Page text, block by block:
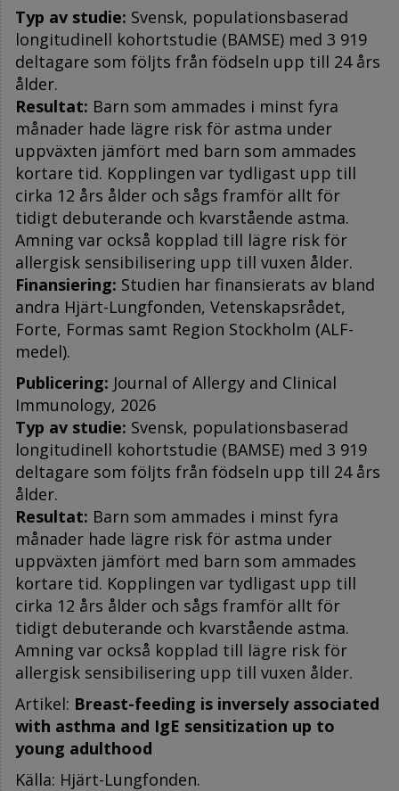
Typ av studie: Svensk, populationsbaserad
longitudinell kohortstudie (BAMSE) med 3 919
deltagare som följts från födseln upp till 24 års
ålder.
Resultat: Barn som ammades i minst fyra
månader hade lägre risk för astma under
uppväxten jämfört med barn som ammades
kortare tid. Kopplingen var tydligast upp till
cirka 12 års ålder och sågs framför allt för
tidigt debuterande och kvarstående astma.
Amning var också kopplad till lägre risk för
allergisk sensibilisering upp till vuxen ålder.
Finansiering: Studien har finansierats av bland
andra Hjärt-Lungfonden, Vetenskapsrådet,
Forte, Formas samt Region Stockholm (ALF-
medel).
Publicering: Journal of Allergy and Clinical
Immunology, 2026
Typ av studie: Svensk, populationsbaserad
longitudinell kohortstudie (BAMSE) med 3 919
deltagare som följts från födseln upp till 24 års
ålder.
Resultat: Barn som ammades i minst fyra
månader hade lägre risk för astma under
uppväxten jämfört med barn som ammades
kortare tid. Kopplingen var tydligast upp till
cirka 12 års ålder och sågs framför allt för
tidigt debuterande och kvarstående astma.
Amning var också kopplad till lägre risk för
allergisk sensibilisering upp till vuxen ålder.
Artikel: Breast-feeding is inversely associated
with asthma and IgE sensitization up to
young adulthood
Källa: Hjärt-Lungfonden.